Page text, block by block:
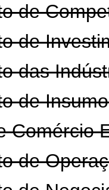
de
de
das
de
Comércio
de